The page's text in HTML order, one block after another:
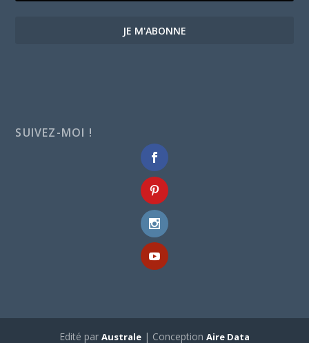
JE M'ABONNE
SUIVEZ-MOI !
Edité par Australe | Conception Aire Data